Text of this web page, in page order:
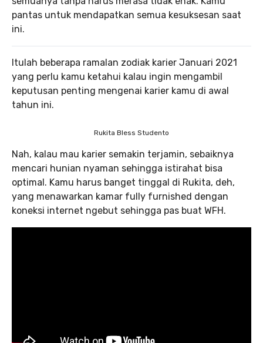
pantas untuk mendapatkan semua kesuksesan saat
ini.
Itulah beberapa ramalan zodiak karier Januari 2021
yang perlu kamu ketahui kalau ingin mengambil
keputusan penting mengenai karier kamu di awal
tahun ini.
Rukita Bless Studento
Nah, kalau mau karier semakin terjamin, sebaiknya
mencari hunian nyaman sehingga istirahat bisa
optimal. Kamu harus banget tinggal di Rukita, deh,
yang menawarkan kamar fully furnished dengan
koneksi internet ngebut sehingga pas buat WFH.